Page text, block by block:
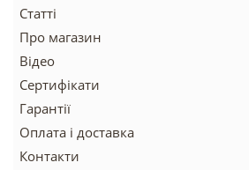
Статті
Про магазин
Відео
Сертифікати
Гарантії
Оплата і доставка
Контакти